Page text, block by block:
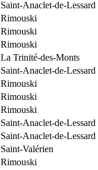
Saint-Anaclet-de-Lessard
Rimouski
Rimouski
Rimouski
La Trinité-des-Monts
Saint-Anaclet-de-Lessard
Rimouski
Rimouski
Rimouski
Saint-Anaclet-de-Lessard
Saint-Anaclet-de-Lessard
Saint-Valérien
Rimouski